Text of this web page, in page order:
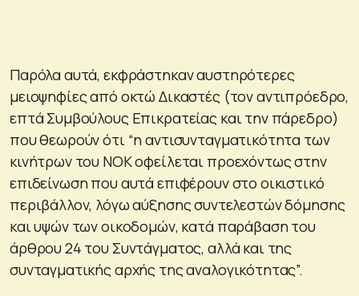
Παρόλα αυτά, εκφράστηκαν αυστηρότερες
μειοψηφίες από οκτώ Δικαστές (τον αντιπρόεδρο,
επτά Συμβούλους Επικρατείας και την πάρεδρο)
που θεωρούν ότι “η αντισυνταγματικότητα των
κινήτρων του ΝΟΚ οφείλεται προεχόντως στην
επιδείνωση που αυτά επιφέρουν στο οικιστικό
περιβάλλον, λόγω αύξησης συντελεστών δόμησης
και υψών των οικοδομών, κατά παράβαση του
άρθρου 24 του Συντάγματος, αλλά και της
συνταγματικής αρχής της αναλογικότητας”.